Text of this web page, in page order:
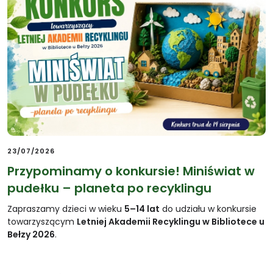
23/07/2026
Przypominamy o konkursie! Miniświat w
pudełku – planeta po recyklingu
Zapraszamy dzieci w wieku 5–14 lat do udziału w konkursie
towarzyszącym Letniej Akademii Recyklingu w Bibliotece u
Bełzy 2026.